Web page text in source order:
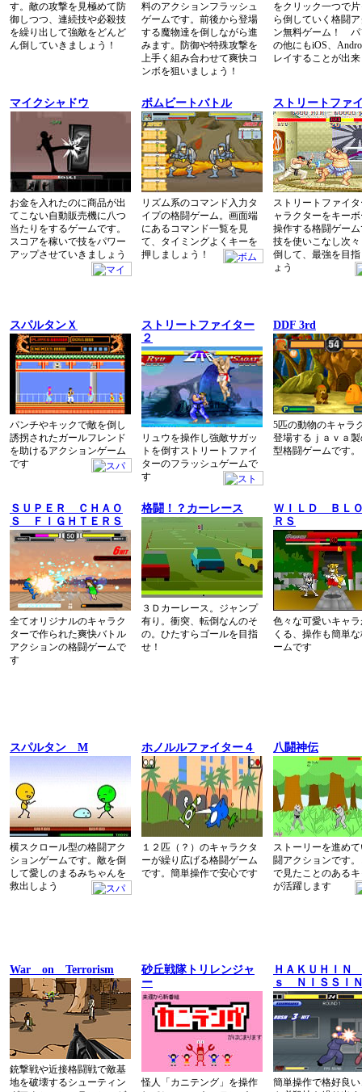
す。敵の攻撃を見極めて防
御しつつ、連続技や必殺技
を繰り出して強敵をどんど
ん倒していきましょう！
料のアクションフラッシュ
ゲームです。前後から登場
する魔物達を倒しながら進
みます。防御や特殊攻撃を
上手く組み合わせて爽快コ
ンボを狙いましょう！
をクリック一つで
ら倒していく格闘
ン無料ゲーム！ パ
の他にもiOS、
レイすることが出
マイクシャドウ
お金を入れたのに商品が出
てこない自動販売機に八つ
当たりをするゲームです。
スコアを稼いで技をパワー
アップさせていきましょう
ボムビートバトル
リズム系のコマンド入力タ
イプの格闘ゲーム。画面端
にあるコマンド一覧を見
て、タイミングよくキーを
押しましょう！
ストリートファ
ストリートファイ
ャラクターをキー
操作する格闘ゲー
技を使いこなし次
倒して、最強を目
ょう
スパルタンＸ
パンチやキックで敵を倒し
誘拐されたガールフレンド
を助けるアクションゲーム
です
ストリートファイター
２
リュウを操作し強敵サガッ
トを倒すストリートファイ
ターのフラッシュゲームで
す
DDF 3rd
5匹の動物のキャラ
登場するｊａｖａ
型格闘ゲームです。
ＳＵＰＥＲ ＣＨＡＯ
Ｓ ＦＩＧＨＴＥＲＳ
全てオリジナルのキャラク
ターで作られた爽快バトル
アクションの格闘ゲームで
す
格闘！？カーレース
３Ｄカーレース。ジャンプ
有り。衝突、転倒なんのそ
の。ひたすらゴールを目指
せ！
ＷＩＬＤ ＢＬ
ＲＳ
色々な可愛いキャ
くる、操作も簡単
ームです
スパルタン M
横スクロール型の格闘アク
ションゲームです。敵を倒
して愛しのまるみちゃんを
救出しよう
ホノルルファイター４
１２匹（？）のキャラクタ
ーが繰り広げる格闘ゲーム
です。簡単操作で安心です
八闘神伝
ストーリーを進め
闘アクションです
で見たことのある
が活躍します
War on Terrorism
銃撃戦や近接格闘戦で敵基
地を破壊するシューティン
砂丘戦隊トリレンジャ
ー
怪人「カニテング」を操作
ＨＡＫＵＨＩＮ
ｓ ＮＩＳＳＩ
簡単操作で格好良